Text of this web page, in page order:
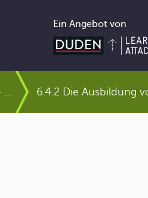
Ein Angebot von
6.4.2 Die Ausbildung